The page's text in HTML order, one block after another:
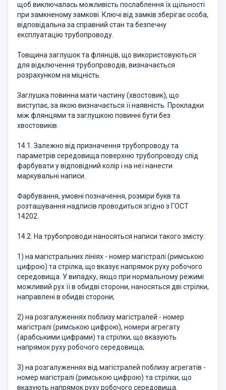
щоб виключалась можливість послаблення їх щільності
при замкненому замкові. Ключі від замків зберігає особа,
відповідальна за справний стан та безпечну
експлуатацію трубопроводу.
Товщина заглушок та флянців, що використовуються
для відключення трубопроводів, визначається
розрахунком на міцність.
Заглушка повинна мати частину (хвостовик), що
виступає, за якою визначається її наявність. Прокладки
між флянцями та заглушкою повинні бути без
хвостовиків.
14.1. Залежно від призначення трубопроводу та
параметрів середовища поверхню трубопроводу слід
фарбувати у відповідний колір і на неї нанести
маркувальні написи.
Фарбування, умовні позначення, розміри букв та
розташування надписів проводиться згідно з ГОСТ
14202.
14.2. На трубопроводи наносяться написи такого змісту:
1) на магістральних лініях - номер магістралі (римською
цифрою) та стрілка, що вказує напрямок руху робочого
середовища. У випадку, якщо при нормальному режимі
можливий рух її в обидві сторони, наносяться дві стрілки,
направлені в обидві сторони;
2) на розгалуженнях поблизу магістралей - номер
магістралі (римською цифрою), номери агрегату
(арабськими цифрами) та стрілки, що вказують
напрямок руху робочого середовища;
3) на розгалуженнях від магістралей поблизу агрегатів -
номер магістралі (римською цифрою) та стрілки, що
вказують напрямок руху робочого середовища.